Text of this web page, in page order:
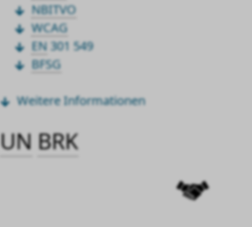
NBITVO
WCAG
EN301 549
BFSG
Weitere Informationen
UN BRK